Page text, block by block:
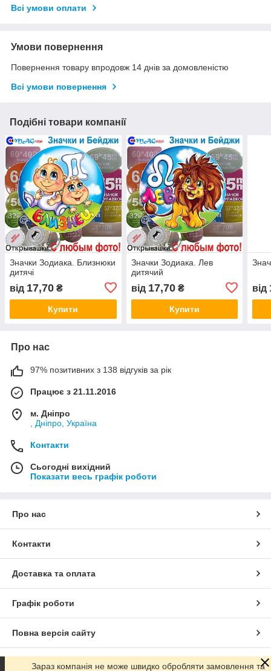
Всі умови оплати
Умови повернення
Повернення товару впродовж 14 днів за домовленістю
Всі умови повернення
Подібні товари компанії
Значки Зодиака. Близнюки
дитячі
від 17,70 ₴
Купити
Значки Зодиака. Лев
дитячий
від 17,70₴
Купити
від
Про нас
97% позитивних з 138 відгуків за рік
Працює з 21.11.2016
м. Дніпро
, Дніпро, Україна
Контакти
Сьогодні вихідний
Показати весь графік роботи
Про нас
Контакти
Доставка та оплата
Графік роботи
Повна версія сайту
Сайт створено на маркетплейсі Prom.ua
Зараз компанія не може швидко обробляти замовлення та